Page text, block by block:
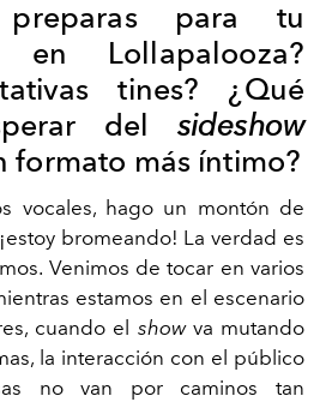
para tu
en Lollapalooza?
tines? ¿Qué
del sideshow
formato más íntimo?
vocales, hago un montón de
bromeando! La verdad es
Venimos de tocar en varios
estamos en el escenario
cuando el showva mutando
la interacción con el público
no van por caminos tan